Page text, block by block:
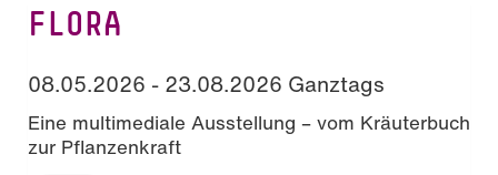
FLORA
08.05.2026 - 23.08.2026 Ganztags
Eine multimediale Ausstellung – vom Kräuterbuch
zur Pflanzenkraft